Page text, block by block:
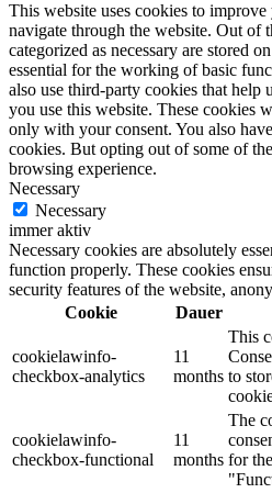
This website uses cookies to
navigate through the website. Out of
categorized as necessary are stored
essential for the working of basic
also use third-party cookies that help
you use this website. These cookies
only with your consent. You also
cookies. But opting out of some of
browsing experience.
Necessary
Necessary
immer aktiv
Necessary cookies are absolutely
function properly. These cookies
security features of the website,
Cookie
Dauer
cookielawinfo-
checkbox-analytics
11
months
This
to
cookielawinfo-
checkbox-functional
11
months
The
for